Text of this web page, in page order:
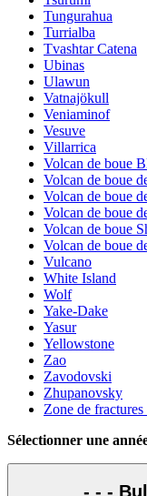
Tungurahua
Turrialba
Tvashtar Catena
Ubinas
Ulawun
Vatnajökull
Veniaminof
Vesuve
Villarrica
Volcan de boue
Volcan de boue
Volcan de boue
Volcan de boue
Volcan de boue
Volcan de boue
Vulcano
White Island
Wolf
Yake-Dake
Yasur
Yellowstone
Zao
Zavodovski
Zhupanovsky
Zone de
Sélectionner une
- - -